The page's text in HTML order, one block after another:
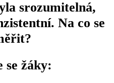
srozumitelná,
Na co se
se žáky: